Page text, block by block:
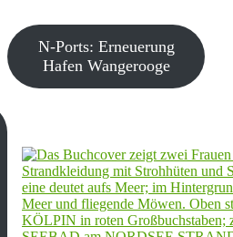
N-Ports: Erneuerung
Hafen Wangerooge